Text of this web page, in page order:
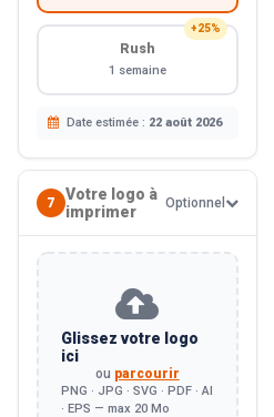
+25%
Rush
1 semaine
Date estimée : 22 août 2026
7
Votre logo à
imprimer
Optionnel
Glissez votre logo
ici
ou parcourir
PNG · JPG · SVG · PDF · AI
· EPS — max 20 Mo